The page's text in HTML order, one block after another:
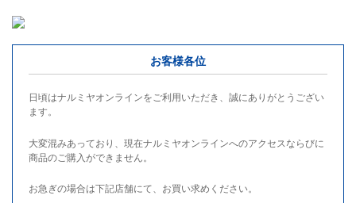
お客様各位
日頃はナルミヤオンラインをご利用いただき、誠にありがとうござい
ます。
大変混みあっており、現在ナルミヤオンラインへのアクセスならびに
商品のご購入ができません。
お急ぎの場合は下記店舗にて、お買い求めください。